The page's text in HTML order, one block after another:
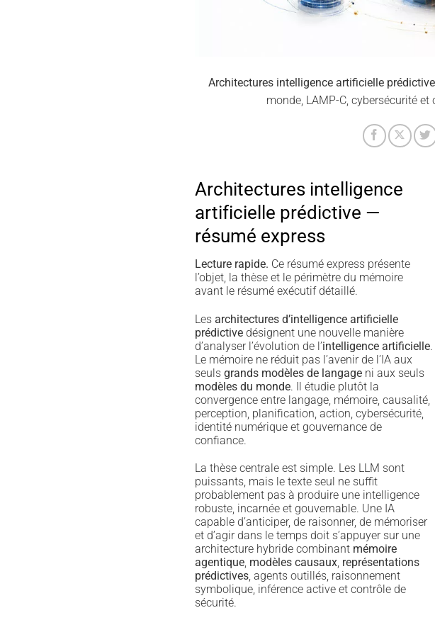
Architectures intelligence artificielle prédictive
monde, LAMP-C, cybersécurité
Architectures intelligence
artificielle prédictive —
résumé express
Lecture rapide. Ce résumé express présente
l’objet, la thèse et le périmètre du mémoire
avant le résumé exécutif détaillé.
Les architectures d’intelligence artificielle
prédictivedésignent une nouvelle manière
d’analyser l’évolution de l’intelligence artificielle.
Le mémoire ne réduit pas l’avenir de l’IA aux
seuls grands modèles de langageni aux seuls
modèles du monde. Il étudie plutôt la
convergence entre langage, mémoire, causalité,
perception, planification, action, cybersécurité,
identité numérique et gouvernance de
confiance.
La thèse centrale est simple. Les LLM sont
puissants, mais le texte seul ne suffit
probablement pas à produire une intelligence
robuste, incarnée et gouvernable. Une IA
capable d’anticiper, de raisonner, de mémoriser
et d’agir dans le temps doit s’appuyer sur une
architecture hybride combinant mémoire
agentique, modèles causaux, représentations
prédictives, agents outillés, raisonnement
symbolique, inférence active et contrôle de
sécurité.